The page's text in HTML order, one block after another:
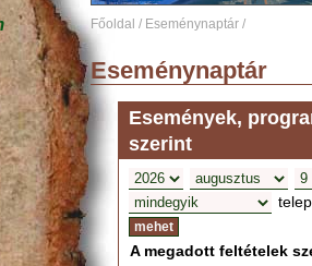
Főoldal / Eseménynaptár /
Eseménynaptár
Események,
szerint
A megadott feltételek